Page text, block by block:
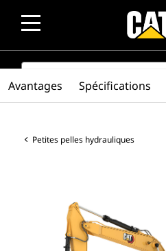
SEARCH
Petites pelles hydrauliques
Avantages Spécifications